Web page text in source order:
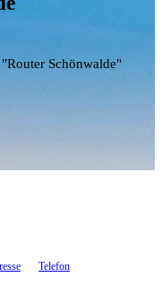
Schönwalde"
Telefon